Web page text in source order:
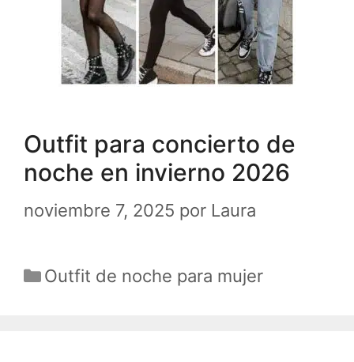
Outfit para concierto de
noche en invierno 2026
noviembre 7, 2025 por Laura
Categorías
Outfit de noche para mujer